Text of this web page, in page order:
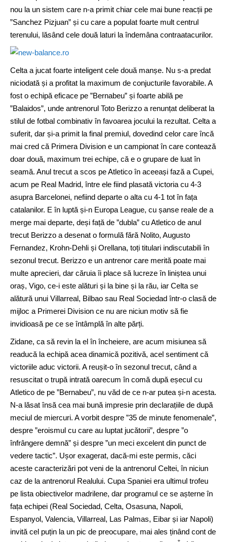
nou la un sistem care n-a primit chiar cele mai bune reacții pe
”Sanchez Pizjuan” și cu care a populat foarte mult centrul
terenului, lăsând cele două laturi la îndemâna contraatacurilor.
Celta a jucat foarte inteligent cele două manșe. Nu s-a predat
niciodată și a profitat la maximum de conjucturile favorabile. A
fost o echipă eficace pe ”Bernabeu” și foarte abilă pe
”Balaidos”, unde antrenorul Toto Berizzo a renunțat deliberat la
stilul de fotbal combinativ în favoarea jocului la rezultat. Celta a
suferit, dar și-a primit la final premiul, dovedind celor care încă
mai cred că Primera Division e un campionat în care contează
doar două, maximum trei echipe, că e o grupare de luat în
seamă. Anul trecut a scos pe Atletico în aceeași fază a Cupei,
acum pe Real Madrid, între ele fiind plasată victoria cu 4-3
asupra Barcelonei, nefiind departe o alta cu 4-1 tot în fața
catalanilor. E în luptă și-n Europa League, cu șanse reale de a
merge mai departe, deși față de ”dubla” cu Atletico de anul
trecut Berizzo a desenat o formulă fără Nolito, Augusto
Fernandez, Krohn-Dehli și Orellana, toți titulari indiscutabili în
sezonul trecut. Berizzo e un antrenor care merită poate mai
multe aprecieri, dar căruia îi place să lucreze în liniștea unui
oraș, Vigo, ce-i este alături și la bine și la rău, iar Celta se
alătură unui Villarreal, Bilbao sau Real Sociedad într-o clasă de
mijloc a Primerei Division ce nu are niciun motiv să fie
invidioasă pe ce se întâmplă în alte părți.
Zidane, ca să revin la el în încheiere, are acum misiunea să
readucă la echipă acea dinamică pozitivă, acel sentiment că
victoriile aduc victorii. A reușit-o în sezonul trecut, când a
resuscitat o trupă intrată oarecum în comă după eșecul cu
Atletico de pe ”Bernabeu”, nu văd de ce n-ar putea și-n acesta.
N-a lăsat însă cea mai bună impresie prin declarațiile de după
meciul de miercuri. A vorbit despre ”35 de minute fenomenale”,
despre ”eroismul cu care au luptat jucătorii”, despre ”o
înfrângere demnă” și despre ”un meci excelent din punct de
vedere tactic”. Ușor exagerat, dacă-mi este permis, căci
aceste caracterizări pot veni de la antrenorul Celtei, în niciun
caz de la antrenorul Realului. Cupa Spaniei era ultimul trofeu
pe lista obiectivelor madrilene, dar programul ce se așterne în
fața echipei (Real Sociedad, Celta, Osasuna, Napoli,
Espanyol, Valencia, Villarreal, Las Palmas, Eibar și iar Napoli)
invită cel puțin la un pic de preocupare, mai ales ținând cont de